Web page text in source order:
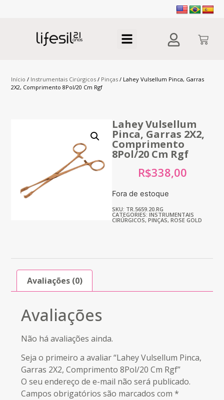
Início / Instrumentais Cirúrgicos / Pinças / Lahey Vulsellum Pinca, Garras
2X2, Comprimento 8Pol/20 Cm Rgf
Lahey Vulsellum
Pinca, Garras 2X2,
Comprimento
8Pol/20 Cm Rgf
R$338,00
Fora de estoque
SKU: TR.5659.20.RG
CATEGORIES: INSTRUMENTAIS
CIRÚRGICOS, PINÇAS, ROSE GOLD
Avaliações (0)
Avaliações
Não há avaliações ainda.
Seja o primeiro a avaliar “Lahey Vulsellum Pinca,
Garras 2X2, Comprimento 8Pol/20 Cm Rgf”
O seu endereço de e-mail não será publicado.
Campos obrigatórios são marcados com*